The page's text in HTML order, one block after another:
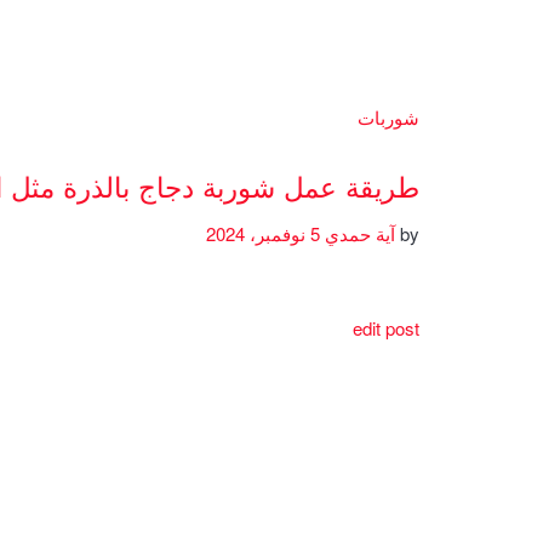
شوربات
طريقة عمل شوربة دجاج بالذرة مثل
byآية حمدي
edit post